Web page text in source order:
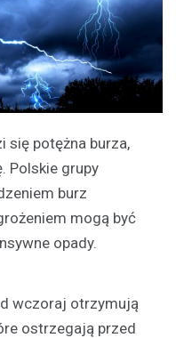
się potężna burza,
Polskie grupy
burz
mogą być
opady.
wczoraj otrzymują
ostrzegają przed